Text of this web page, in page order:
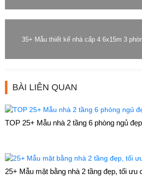
35+ Mẫu thiết kế nhà cấp 4 6x15m 3
BÀI LIÊN QUAN
TOP 25+ Mẫu nhà 2 tầng 6 phòng ngủ
25+ Mẫu mặt bằng nhà 2 tầng đẹp, tối ưu